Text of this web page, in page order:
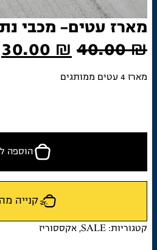
מארז עטים- מכבי
40.00₪
המחיר
המקורי
30.00₪
מארז 4 עטים ממותגים
הוספה
קנייה
קטגוריות: SALE
, אקססוריז